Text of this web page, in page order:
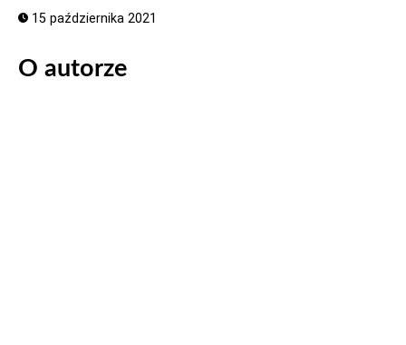
15 października 2021
O autorze